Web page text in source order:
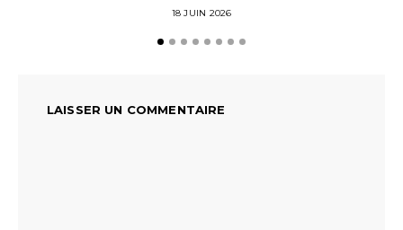
18 JUIN 2026
LAISSER UN COMMENTAIRE